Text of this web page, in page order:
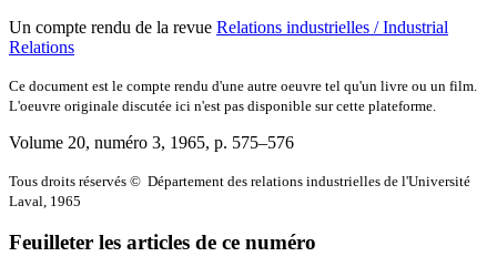
Un compte rendu de la revue Relations industrielles / Industrial
Relations
Ce document est le compte rendu d'une autre oeuvre tel qu'un livre ou un film.
L'oeuvre originale discutée ici n'est pas disponible sur cette plateforme.
Volume 20, numéro 3, 1965, p. 575–576
Tous droits réservés © Département des relations industrielles de l'Université
Laval, 1965
Feuilleter les articles de ce numéro